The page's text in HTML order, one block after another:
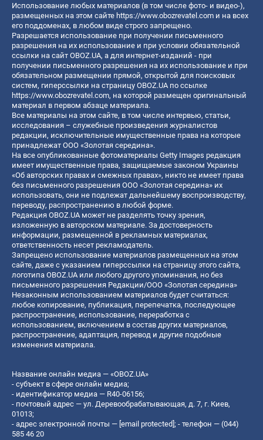
Использование любых материалов (в том числе фото- и видео-),
размещенных на этом сайте https://www.obozrevatel.com и на всех
его поддоменах, в любом виде строго запрещено.
Разрешается использование при получении письменного
разрешения на их использование и при условии обязательной
ссылки на сайт OBOZ.UA, а для интернет-изданий - при
получении письменного разрешения на их использование и при
обязательном размещении прямой, открытой для поисковых
систем, гиперссылки на страницу OBOZ.UA по ссылке
https://www.obozrevatel.com, на которой размещен оригинальный
материал в первом абзаце материала.
Все материалы на этом сайте, в том числе интервью, статьи,
исследования – служебные произведения журналистов
редакции, исключительные имущественные права на которые
принадлежат ООО «Золотая середина».
На все опубликованные фотоматериалы Getty Images редакция
имеет имущественные права, защищаемые законом Украины
«Об авторских правах и смежных правах», никто не имеет права
без письменного разрешения ООО «Золотая середина» их
использовать, они не подлежат дальнейшему воспроизводству,
переводу, распространению в любой форме.
Редакция OBOZ.UA может не разделять точку зрения,
изложенную в авторском материале. За достоверность
информации, размещенной в рекламных материалах,
ответственность несет рекламодатель.
Запрещено использование материалов размещенных на этом
сайте, даже с указанием гиперссылки на страницу этого сайта,
логотипа OBOZ.UA или любого другого упоминания, но без
письменного разрешения Редакции/ООО «Золотая середина»
Незаконным использованием материалов будет считаться:
любое копирование, публикация, перепечатка, последующее
распространение, использование, переработка с
использованием, включением в состав других материалов,
распространение, адаптация, перевод и другие подобные
изменения материала.
Название онлайн медиа — «OBOZ.UA»
- субъект в сфере онлайн медиа;
- идентификатор медиа — R40-06156;
- почтовый адрес — ул. Деревообрабатывающая, д. 7, г. Киев,
01013;
- адрес электронной почты — [email protected]; - телефон — (044)
585 46 20